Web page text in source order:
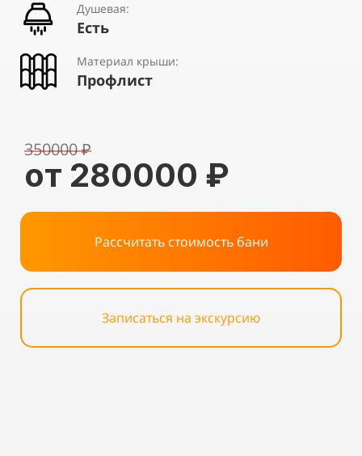
Душевая:
Есть
Материал крыши:
Профлист
350000 ₽
от 280000 ₽
Рассчитать стоимость бани
Записаться на экскурсию